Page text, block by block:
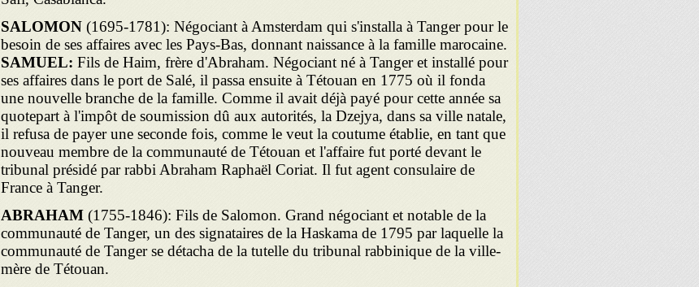
SALOMON (1695-1781): Négociant à Amsterdam qui s'installa à Tanger pour le
besoin de ses affaires avec les Pays-Bas, donnant naissance à la famille marocaine.
SAMUEL: Fils de Haim, frère d'Abraham. Négociant né à Tanger et installé pour
ses affaires dans le port de Salé, il passa ensuite à Tétouan en 1775 où il fonda
une nouvelle branche de la famille. Comme il avait déjà payé pour cette année sa
quotepart à l'impôt de soumission dû aux autorités, la Dzejya, dans sa ville natale,
il refusa de payer une seconde fois, comme le veut la coutume établie, en tant que
nouveau membre de la communauté de Tétouan et l'affaire fut porté devant le
tribunal présidé par rabbi Abraham Raphaël Coriat. Il fut agent consulaire de
France à Tanger.
ABRAHAM (1755-1846): Fils de Salomon. Grand négociant et notable de la
communauté de Tanger, un des signataires de la Haskama de 1795 par laquelle la
communauté de Tanger se détacha de la tutelle du tribunal rabbinique de la ville-
mère de Tétouan.